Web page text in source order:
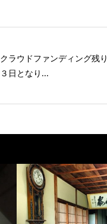
クラウドファンディング残り
３日となり...